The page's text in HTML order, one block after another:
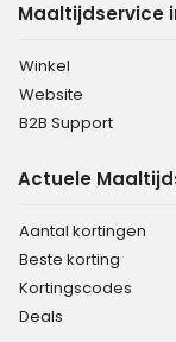
Maaltijdservice
Winkel
Website
B2B Support
Actuele
Aantal kortingen
Beste korting
Kortingscodes
Deals